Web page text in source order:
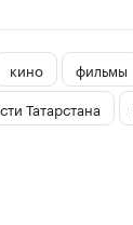
кино фильмы
Татарстана